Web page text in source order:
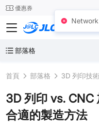
24SMT 優惠券
JLC3DP
部落格
首頁 部落格 3D 列印技術
3D 列印 vs. CNC
合適的製造方法